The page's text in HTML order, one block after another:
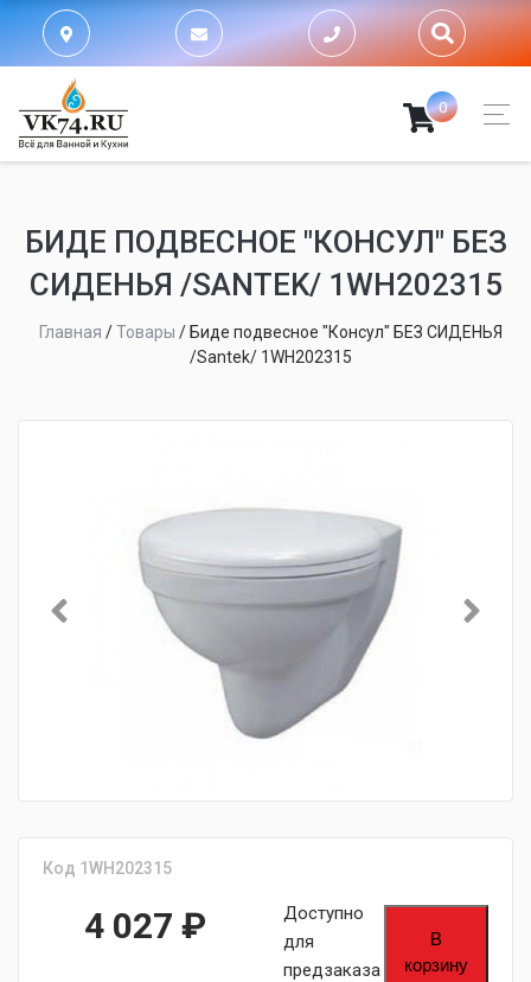
0
БИДЕ ПОДВЕСНОЕ "КОНСУЛ" БЕЗ
СИДЕНЬЯ /SANTEK/ 1WH202315
Главная /Товары / Биде подвесное "Консул" БЕЗ СИДЕНЬЯ
/Santek/ 1WH202315
Код 1WH202315
4 027 ₽
Доступно
для
предзаказа
В
корзину